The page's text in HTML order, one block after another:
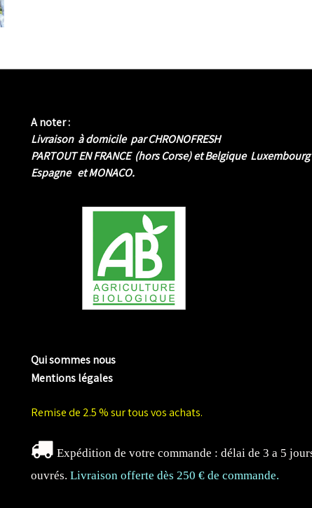
A noter :
Livraison à domicile par CHRONOFRESH
PARTOUT EN FRANCE (hors Corse) et Belgique Luxembourg
Espagne et MONACO.
Qui sommes nous
Mentions légales
Remise de 2.5 % sur tous vos achats.
Expédition de votre commande : délai de 3 a 5
ouvrés. Livraison offerte dès 250 € de commande.